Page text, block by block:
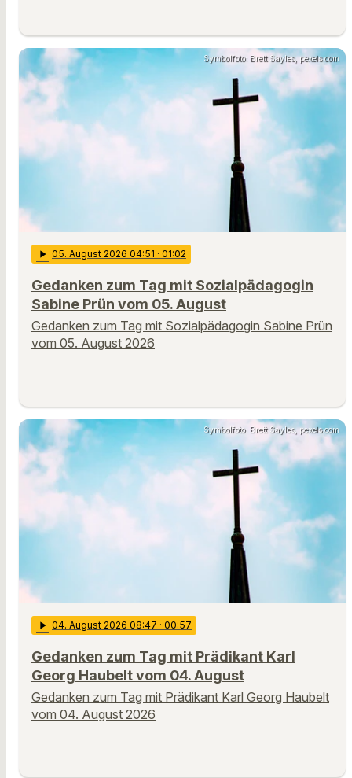
Symbolfoto: Brett Sayles, pexels.com
play_arrow 05. August 2026 04:51 · 01:02
Gedanken zum Tag mit Sozialpädagogin
Sabine Prün vom 05. August
Gedanken zum Tag mit Sozialpädagogin Sabine Prün
vom 05. August 2026
Symbolfoto: Brett Sayles, pexels.com
play_arrow 04. August 2026 08:47 · 00:57
Gedanken zum Tag mit Prädikant Karl
Georg Haubelt vom 04. August
Gedanken zum Tag mit Prädikant Karl Georg Haubelt
vom 04. August 2026